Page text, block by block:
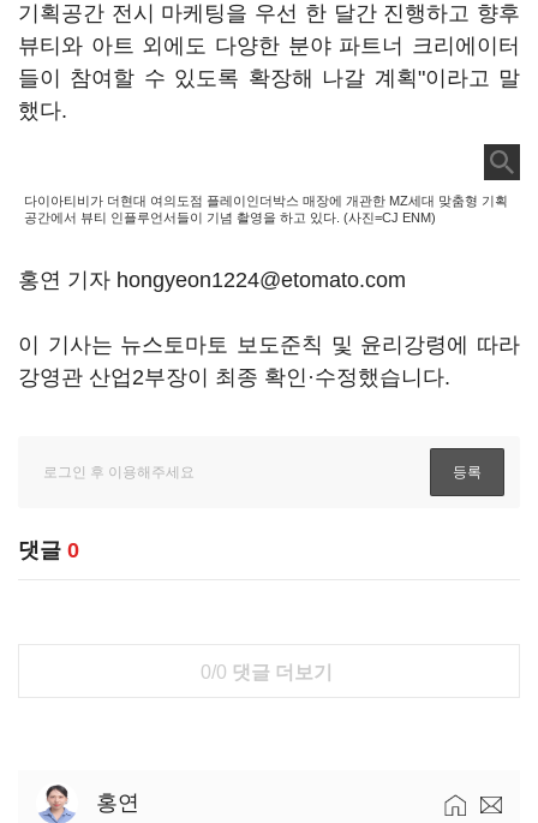
기획공간 전시 마케팅을 우선 한 달간 진행하고 향후
뷰티와 아트 외에도 다양한 분야 파트너 크리에이터
들이 참여할 수 있도록 확장해 나갈 계획"이라고 말
했다.
다이아티비가 더현대 여의도점 플레이인더박스 매장에 개관한 MZ세대 맞춤형 기획
공간에서 뷰티 인플루언서들이 기념 촬영을 하고 있다. (사진=CJ ENM)
홍연 기자 hongyeon1224@etomato.com
이 기사는 뉴스토마토 보도준칙 및 윤리강령에 따라
강영관 산업2부장이 최종 확인·수정했습니다.
댓글 0
0/0 댓글 더보기
홍연